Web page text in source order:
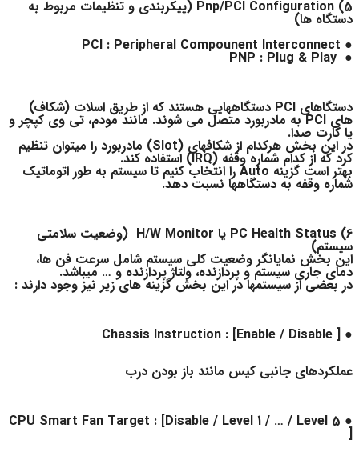
5) Pnp/PCI Configuration (پیکربندی و تنظیمات مربوط به
دستگاه ها)
● PCI : Peripheral Compounent Interconnect
● PNP : Plug & Play
دستگاهای PCI دستگاههایی هستند که از طریق اسلات (شکاف)
های PCI به مادربورد متصل می شوند. مانند مودم، تی وی کپچر و
یا کارت صدا.
در این بخش هرکدام از شکافهای (Slot) مادربورد را میتوان تنظیم
کرد که از کدام شماره وقفه (IRQ) استفاده کند.
بهتر است گزینه Auto را انتخاب کنیم تا سیستم به طور اتوماتیک
شماره وقفه به دستگاهها نسبت دهد.
6) PC Health Status یا H/W Monitor (وضعیت سلامتی
سیستم)
این بخش نمایانگر وضعیت کلی سیستم شامل سرعت فن ها،
دمای جاری سیستم و پردازنده، ولتاژ پردازنده و … میباشد.
در بعضی از سیستمها در این بخش گزینه های زیر نیز وجود دارند :
● Chassis Instruction : [Enable / Disable ]
عملکردهای جانبی کیس مانند باز بودن درب
● CPU Smart Fan Target : [Disable / Level 1 / … / Level 5
]